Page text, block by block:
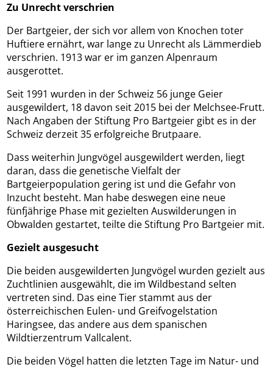
Zu Unrecht verschrien
Der Bartgeier, der sich vor allem von Knochen toter
Huftiere ernährt, war lange zu Unrecht als Lämmerdieb
verschrien. 1913 war er im ganzen Alpenraum
ausgerottet.
Seit 1991 wurden in der Schweiz 56 junge Geier
ausgewildert, 18 davon seit 2015 bei der Melchsee-Frutt.
Nach Angaben der Stiftung Pro Bartgeier gibt es in der
Schweiz derzeit 35 erfolgreiche Brutpaare.
Dass weiterhin Jungvögel ausgewildert werden, liegt
daran, dass die genetische Vielfalt der
Bartgeierpopulation gering ist und die Gefahr von
Inzucht besteht. Man habe deswegen eine neue
fünfjährige Phase mit gezielten Auswilderungen in
Obwalden gestartet, teilte die Stiftung Pro Bartgeier mit.
Gezielt ausgesucht
Die beiden ausgewilderten Jungvögel wurden gezielt aus
Zuchtlinien ausgewählt, die im Wildbestand selten
vertreten sind. Das eine Tier stammt aus der
österreichischen Eulen- und Greifvogelstation
Haringsee, das andere aus dem spanischen
Wildtierzentrum Vallcalent.
Die beiden Vögel hatten die letzten Tage im Natur- und